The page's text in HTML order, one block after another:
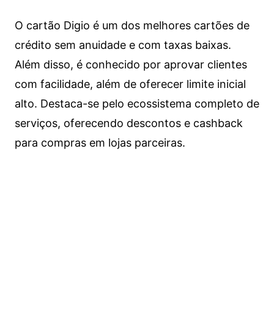
O cartão Digio é um dos melhores cartões de
crédito sem anuidade e com taxas baixas.
Além disso, é conhecido por aprovar clientes
com facilidade, além de oferecer limite inicial
alto. Destaca-se pelo ecossistema completo de
serviços, oferecendo descontos e cashback
para compras em lojas parceiras.